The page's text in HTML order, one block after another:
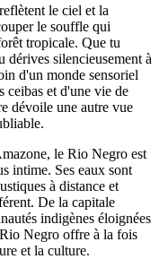
le ciel et la
le souffle qui
tropicale. Que tu
dérives silencieusement à
d'un monde sensoriel
ceibas et d'une vie de
dévoile une autre vue
le Rio Negro est
intime. Ses eaux sont
à distance et
De la capitale
indigènes éloignées
Negro offre à la fois
et la culture.